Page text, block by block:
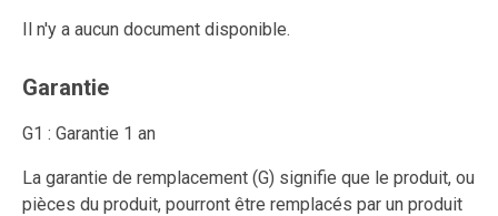
Il n'y a aucun document disponible.
Garantie
G1 : Garantie 1 an
La garantie de remplacement (G) signifie que le produit, ou
pièces du produit, pourront être remplacés par un produit